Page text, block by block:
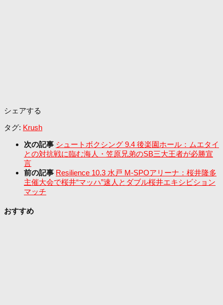
シェアする
タグ: Krush
次の記事 シュートボクシング 9.4 後楽園ホール：ムエタイ
との対抗戦に臨む海人・笠原兄弟のSB三大王者が必勝宣
言
前の記事 Resilience 10.3 水戸 M-SPOアリーナ：桜井隆多
主催大会で桜井“マッハ”速人とダブル桜井エキシビション
マッチ
おすすめ